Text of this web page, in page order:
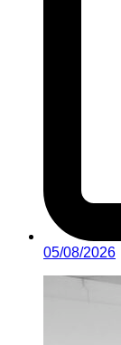
05/08/2026